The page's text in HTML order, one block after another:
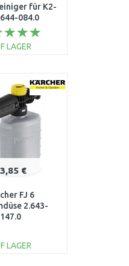
für K2-
084.0
LAGER
€
FJ 6
2.643-
147.0
LAGER